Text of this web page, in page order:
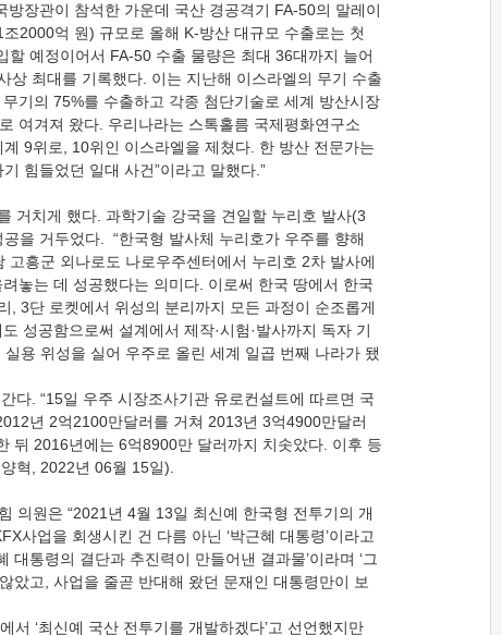
2000억 원) 규모로 올해 K-방산 대규모 수출로는 첫
예정이어서 FA-50 수출 물량은 최대 36대까지 늘어
최대를 기록했다. 이는 지난해 이스라엘의 무기 수출
기의 75%를 수출하고 각종 첨단기술로 세계 방산시장
여겨져 왔다. 우리나라는 스톡홀름 국제평화연구소
9위로, 10위인 이스라엘을 제쳤다. 한 방산 전문가는
힘들었던 일대 사건”이라고 말했다.”
을 거두었다.  “한국형 발사체 누리호가 우주를 향해
흥군 외나로도 나로우주센터에서 누리호 2차 발사에
놓는 데 성공했다는 의미다. 이로써 한국 땅에서 한국
3단 로켓에서 위성의 분리까지 모든 과정이 순조롭게
성공함으로써 설계에서 제작·시험·발사까지 독자 기
용 위성을 실어 우주로 올린 세계 일곱 번째 나라가 됐
년 2억2100만달러를 거쳐 2013년 3억4900만달러
뒤 2016년에는 6억8900만 달러까지 치솟았다. 이후 등
혁, 2022년 06월 15일).
사업을 회생시킨 건 다름 아닌 ‘박근혜 대통령’이라고
통령의 결단과 추진력이 만들어낸 결과물’이라며 ‘그
았고, 사업을 줄곧 반대해 왔던 문재인 대통령만이 보